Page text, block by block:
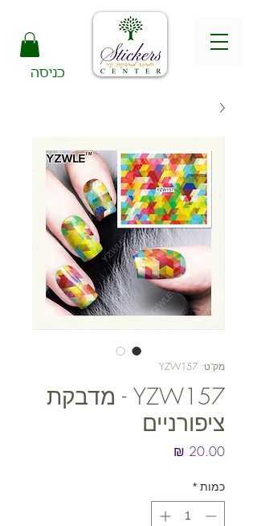
כניסה
מק"ט: YZW157
YZW157 - מדבקת
ציפורניים
כמות *